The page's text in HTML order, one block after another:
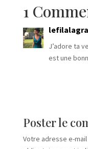
1
J’adore ta
est une
Poster le
Votre adresse e-